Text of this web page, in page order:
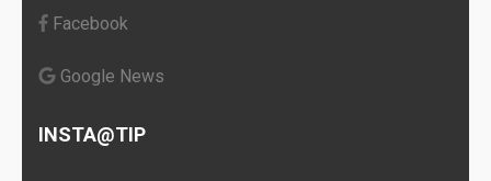
Facebook
Google News
INSTA@TIP